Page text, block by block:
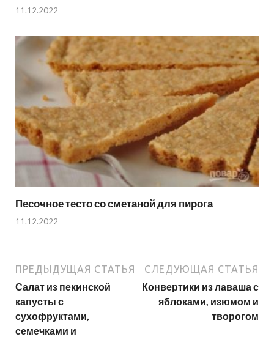
11.12.2022
Песочное тесто со сметаной для пирога
11.12.2022
ПРЕДЫДУЩАЯ СТАТЬЯ
Салат из пекинской
капусты с
сухофруктами,
семечками и
СЛЕДУЮЩАЯ СТАТЬЯ
Конвертики из лаваша с
яблоками, изюмом и
творогом